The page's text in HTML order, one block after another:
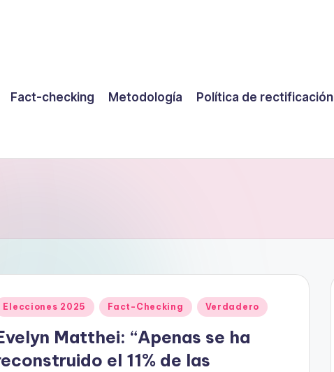
Fact-checking Metodología Política de rectificación
Elecciones 2025 Fact-Checking Verdadero
Matthei: “Apenas se ha
el 11% de las